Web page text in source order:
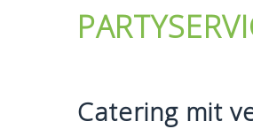
Catering mit